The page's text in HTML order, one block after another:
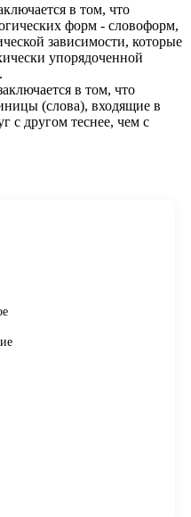
в том, что
форм - словоформ,
зависимости, которые
упорядоченной
в том, что
(слова), входящие в
с другом теснее, чем с